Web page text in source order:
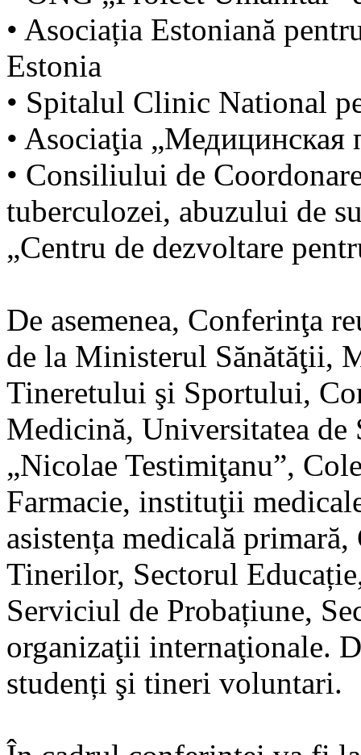
• Asociația Estoniană
Estonia
• Spitalul Clinic National
• Asociaţia „Медицинская
• Consiliului de
tuberculozei, abuzului de
„Centru de dezvoltare
De asemenea, Conferinţa
de la Ministerul Sănătăţii,
Tineretului şi Sportului,
Medicină, Universitatea de
„Nicolae Testimiţanu”,
Farmacie, instituţii
asistența medicală primară,
Tinerilor, Sectorul
Serviciul de Probațiune,
organizaţii internaţionale.
studenți şi tineri voluntari.